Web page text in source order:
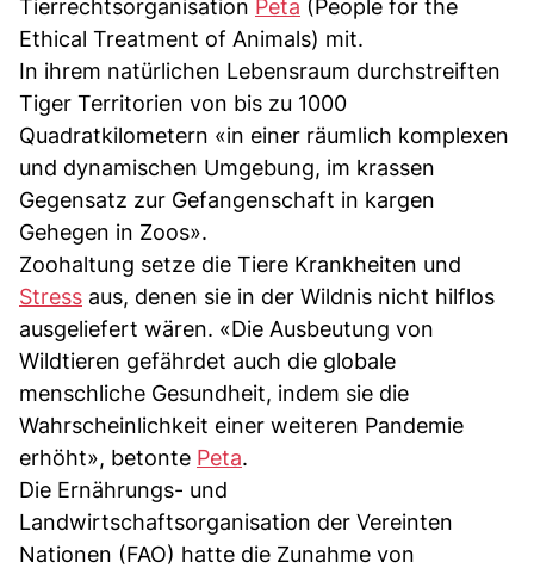
Tierrechtsorganisation Peta (People for the
Ethical Treatment of Animals) mit.
In ihrem natürlichen Lebensraum durchstreiften
Tiger Territorien von bis zu 1000
Quadratkilometern «in einer räumlich komplexen
und dynamischen Umgebung, im krassen
Gegensatz zur Gefangenschaft in kargen
Gehegen in Zoos».
Zoohaltung setze die Tiere Krankheiten und
Stress aus, denen sie in der Wildnis nicht hilflos
ausgeliefert wären. «Die Ausbeutung von
Wildtieren gefährdet auch die globale
menschliche Gesundheit, indem sie die
Wahrscheinlichkeit einer weiteren Pandemie
erhöht», betonte Peta.
Die Ernährungs- und
Landwirtschaftsorganisation der Vereinten
Nationen (FAO) hatte die Zunahme von